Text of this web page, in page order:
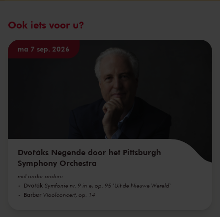
Ook iets voor u?
ma 7 sep. 2026
Dvořáks Negende door het Pittsburgh
Symphony Orchestra
met onder andere
Dvořák Symfonie nr. 9 in e, op. 95 'Uit de Nieuwe Wereld'
Barber Vioolconcert, op. 14